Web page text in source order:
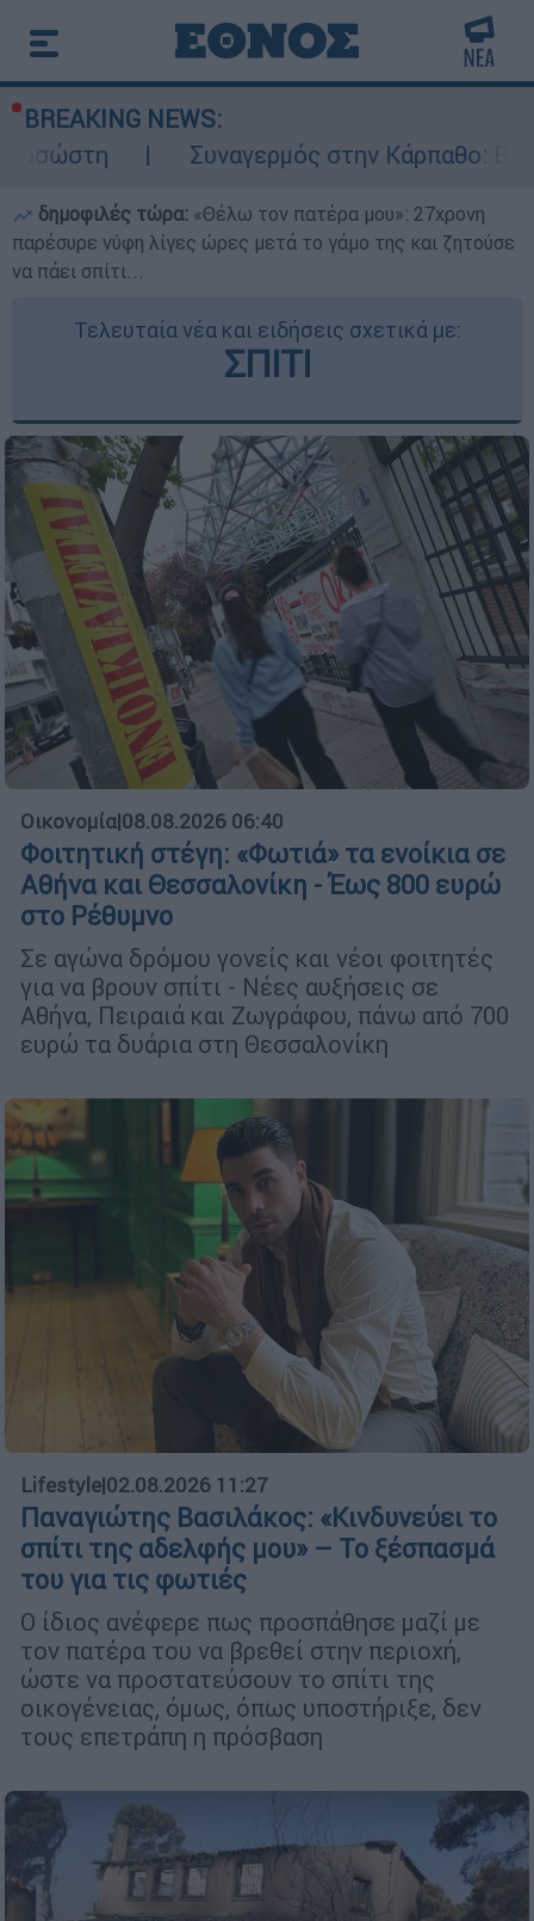
BREAKING NEWS:
Συναγερμός στην Κάρπαθο: Βρέθηκαν παλιά
δημοφιλές τώρα: «Θέλω τον πατέρα μου»: 27χρονη
παρέσυρε νύφη λίγες ώρες μετά το γάμο της και ζητούσε
να πάει σπίτι...
Τελευταία νέα και ειδήσεις σχετικά με:
ΣΠΙΤΙ
Οικονομία|08.08.2026 06:40
Φοιτητική στέγη: «Φωτιά» τα ενοίκια σε
Αθήνα και Θεσσαλονίκη - Έως 800 ευρώ
στο Ρέθυμνο
Σε αγώνα δρόμου γονείς και νέοι φοιτητές
για να βρουν σπίτι - Νέες αυξήσεις σε
Αθήνα, Πειραιά και Ζωγράφου, πάνω από 700
ευρώ τα δυάρια στη Θεσσαλονίκη
Lifestyle|02.08.2026 11:27
Παναγιώτης Βασιλάκος: «Κινδυνεύει το
σπίτι της αδελφής μου» – Το ξέσπασμά
του για τις φωτιές
Ο ίδιος ανέφερε πως προσπάθησε μαζί με
τον πατέρα του να βρεθεί στην περιοχή,
ώστε να προστατεύσουν το σπίτι της
οικογένειας, όμως, όπως υποστήριξε, δεν
τους επετράπη η πρόσβαση